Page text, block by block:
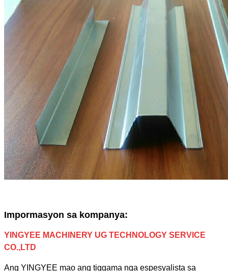
Impormasyon sa kompanya:
YINGYEE MACHINERY UG TECHNOLOGY SERVICE
CO.,LTD
Ang YINGYEE mao ang tiggama nga espesyalista sa